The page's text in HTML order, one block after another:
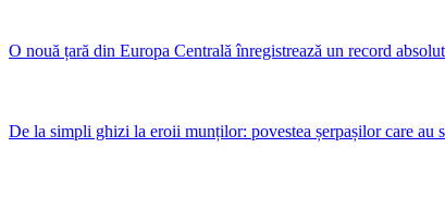
O nouă țară din Europa Centrală înregistrează un record
De la simpli ghizi la eroii munților: povestea șerpașilor care